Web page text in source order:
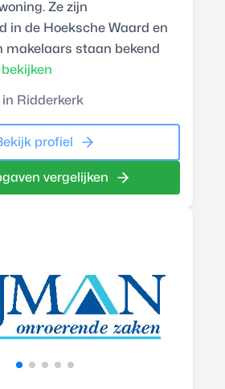
Ze zijn
in de Hoeksche Waard en
makelaars staan bekend
Ridderkerk
profiel
vergelijken